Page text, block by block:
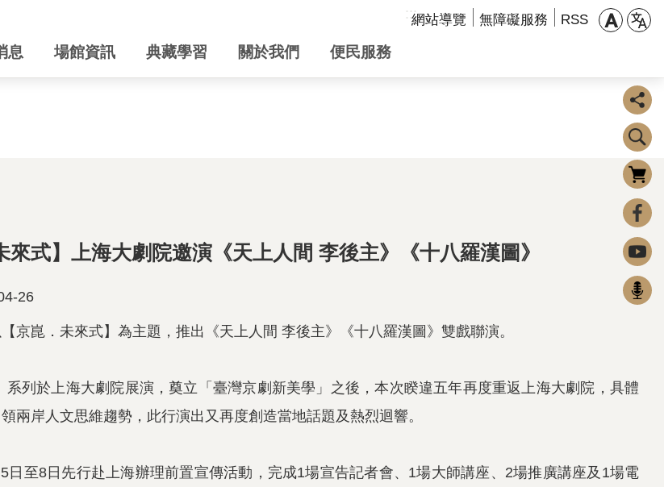
:::網站導覽 無障礙服務 RSS
息 場館資訊 典藏學習 關於我們 便民服務
來式】上海大劇院邀演《天上人間 李後主》《十八羅漢圖》
26
京崑．未來式】為主題，推出《天上人間 李後主》《十八羅漢圖》雙戲聯演。
系列於上海大劇院展演，奠立「臺灣京劇新美學」之後，本次睽違五年再度重返上海大劇院，具體
兩岸人文思維趨勢，此行演出又再度創造當地話題及熱烈迴響。
5 日至8日先行赴上海辦理前置宣傳活動，完成1場宣告記者會、 1場大師講座、 2場推廣講座及 1場電